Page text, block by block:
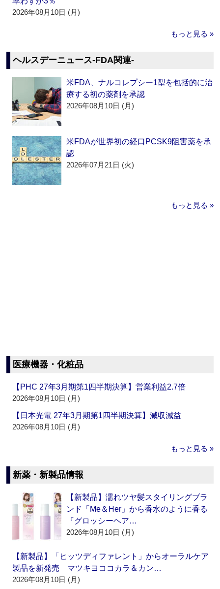
2026年08月10日 (月)
もっと見る »
ヘルスデーニュース‐FDA関連‐
米FDA、ナルコレプシー1型を包括的に治
療する初の薬剤を承認
2026年08月10日 (月)
米FDAが世界初の経口PCSK9阻害薬を承
認
2026年07月21日 (火)
もっと見る »
医療機器・化粧品
【PHC 27年3月期第1四半期決算】営業利益2.7倍
2026年08月10日 (月)
【日本光電 27年3月期第1四半期決算】減収減益
2026年08月10日 (月)
もっと見る »
新薬・新製品情報
【新製品】濡れツヤ髪スタイリングブラ
ンド「Me＆Her」から香水のように香る
『グロッシーヘア…
2026年08月10日 (月)
【新製品】「ヒッツディファレント」からオーラルケア
製品を新発売 マツキヨココカラ＆カン…
2026年08月10日 (月)